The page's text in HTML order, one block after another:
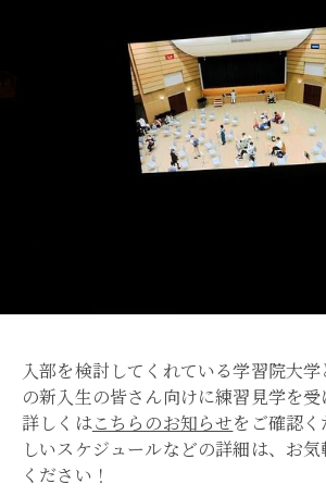
入部を検討してくれている学習院大
の新入生の皆さん向けに練習見学を受
詳しくはこちらのお知らせをご確認
しいスケジュールなどの詳細は、お気
ください！